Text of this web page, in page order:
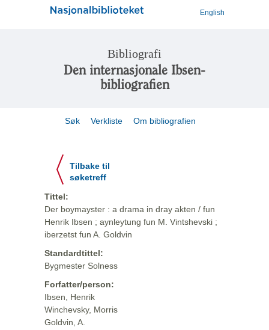
English
Bibliografi
Den internasjonale Ibsen-
bibliografien
Søk Verkliste Om bibliografien
Tilbake til
søketreff
Tittel:
Der boymayster : a drama in dray akten / fun
Henrik Ibsen ; aynleytung fun M. Vintshevski ;
iberzetst fun A. Goldvin
Standardtittel:
Bygmester Solness
Forfatter/person:
Ibsen, Henrik
Winchevsky, Morris
Goldvin, A.